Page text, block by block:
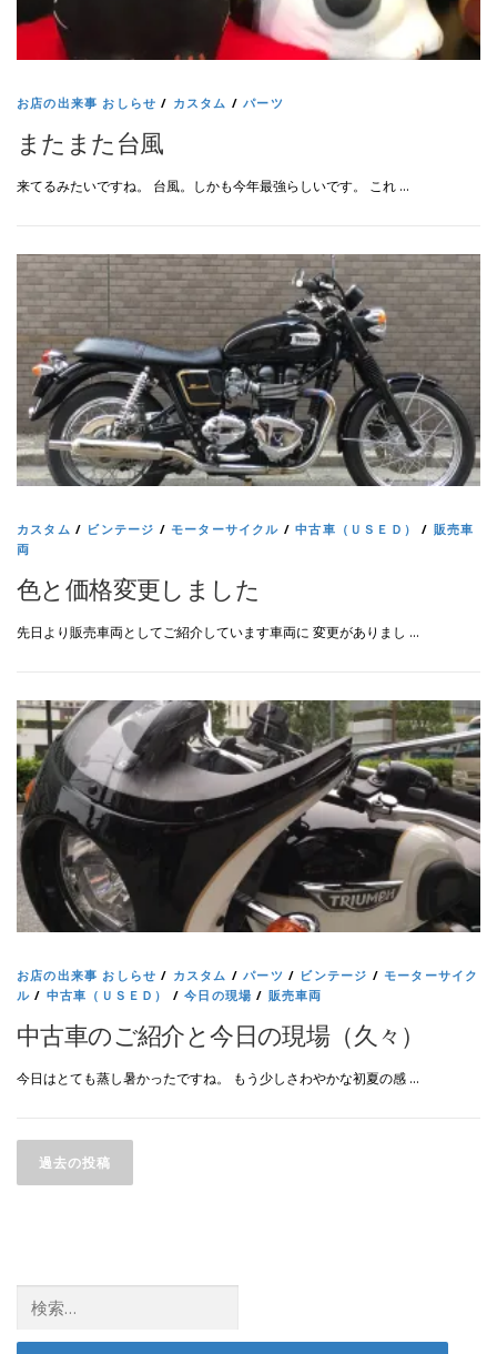
お店の出来事 おしらせ / カスタム /パーツ
またまた台風
来てるみたいですね。 台風。しかも今年最強らしいです。 これ …
カスタム / ビンテージ /モーターサイクル /中古車（ＵＳＥＤ） / 販売車
両
色と価格変更しました
先日より販売車両としてご紹介しています車両に 変更がありまし …
お店の出来事 おしらせ / カスタム /パーツ / ビンテージ /モーターサイク
ル / 中古車（ＵＳＥＤ） /今日の現場 / 販売車両
中古車のご紹介と今日の現場（久々）
今日はとても蒸し暑かったですね。 もう少しさわやかな初夏の感 …
投
稿
ナ
シ
ョ
過去の投稿
索: